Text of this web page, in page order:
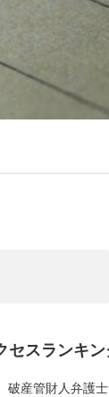
セスランキン
破産管財人弁護